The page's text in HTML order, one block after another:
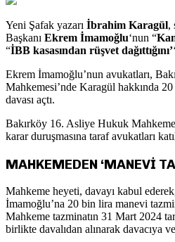
Yeni Şafak yazarı İbrahim Karagül,
Başkanı Ekrem İmamoğlu‘nun “
“İBB kasasından rüşvet dağıttığını’
Ekrem İmamoğlu’nun avukatları,
Mahkemesi’nde Karagül hakkında
davası açtı.
Bakırköy 16. Asliye Hukuk
karar duruşmasına taraf avukatları
MAHKEMEDEN ‘MANEVİ
Mahkeme heyeti, davayı kabul
İmamoğlu’na 20 bin lira manevi
Mahkeme tazminatın 31 Mart 2024
birlikte davalıdan alınarak davacıya